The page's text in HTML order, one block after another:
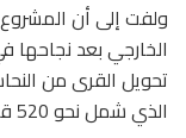
ولفت إلى أن
الخارجي بعد
تحويل القرى من
الذي شمل نحو 520 قرية.